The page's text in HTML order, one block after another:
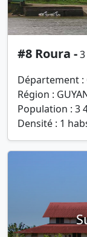
#8 Roura -
Département :
Région :
Population : 3
Densité : 1